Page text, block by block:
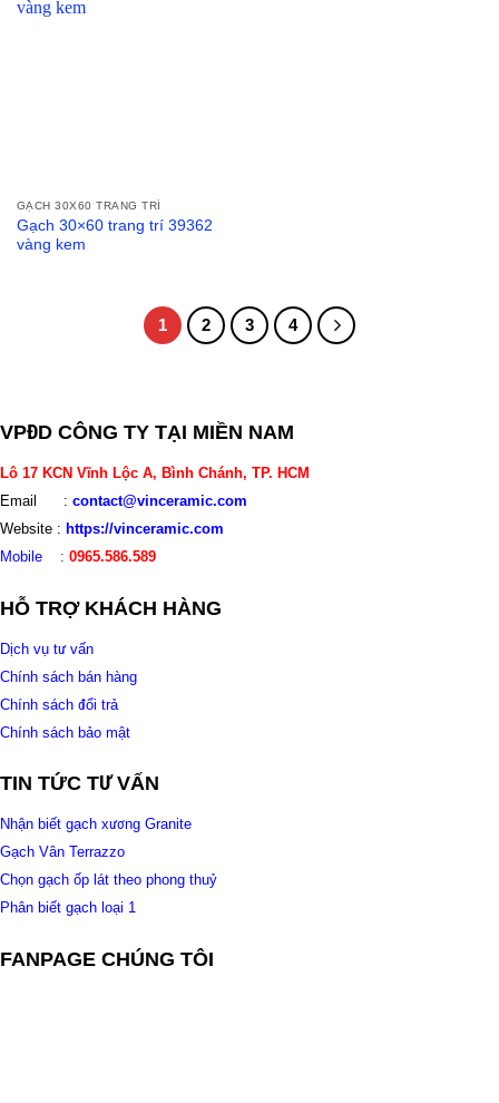
GẠCH 30X60 TRANG TRÍ
Gạch 30×60 trang trí 39362
vàng kem
1 2 3 4
VPĐD CÔNG TY TẠI MIỀN NAM
Lô 17 KCN Vĩnh Lộc A, Bình Chánh, TP. HCM
Email : contact@vinceramic.com
Website : https://vinceramic.com
Mobile : 0965.586.589
HỖ TRỢ KHÁCH HÀNG
Dịch vụ tư vấn
Chính sách bán hàng
Chính sách đổi trả
Chính sách bảo mật
TIN TỨC TƯ VẤN
Nhận biết gạch xương Granite
Gạch Vân Terrazzo
Chọn gạch ốp lát theo phong thuỷ
Phân biết gạch loại 1
FANPAGE CHÚNG TÔI